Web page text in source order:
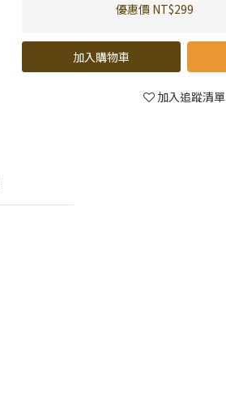
優惠價 NT$299
加入購物車
加入追蹤清單